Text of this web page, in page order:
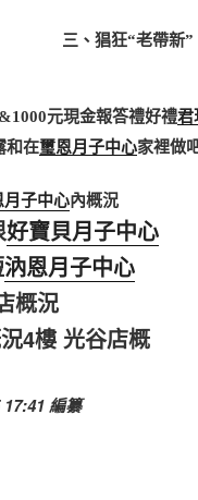
三、猖狂“老帶新”
元現金報答禮好禮君
和在璽恩月子中心家裡做
子中心內概況
好寶貝月子中心
汭恩月子中心
概況
4樓 光谷店概
編纂